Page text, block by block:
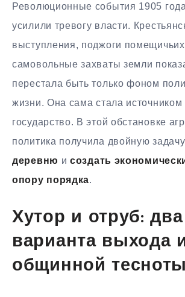
Революционные события 1905
усилили тревогу власти.
выступления, поджоги
самовольные захваты земли
перестала быть только фоном
жизни. Она сама стала источником
государство. В этой обстановке
политика получила двойную
деревню исоздать
опору порядка.
Хутор и отруб: два
варианта выхода
общинной тесноты